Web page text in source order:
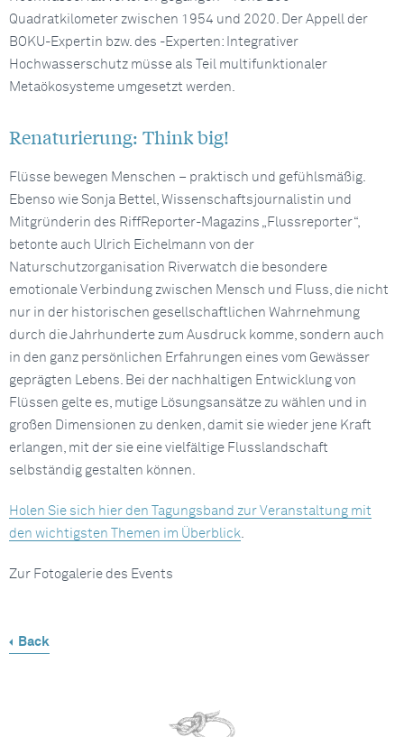
Quadratkilometer zwischen 1954 und 2020. Der Appell der
BOKU-Expertin bzw. des -Experten: Integrativer
Hochwasserschutz müsse als Teil multifunktionaler
Metaökosysteme umgesetzt werden.
Renaturierung: Think big!
Flüsse bewegen Menschen – praktisch und gefühlsmäßig.
Ebenso wie Sonja Bettel, Wissenschaftsjournalistin und
Mitgründerin des RiffReporter-Magazins „Flussreporter“,
betonte auch Ulrich Eichelmann von der
Naturschutzorganisation Riverwatch die besondere
emotionale Verbindung zwischen Mensch und Fluss, die nicht
nur in der historischen gesellschaftlichen Wahrnehmung
durch die Jahrhunderte zum Ausdruck komme, sondern auch
in den ganz persönlichen Erfahrungen eines vom Gewässer
geprägten Lebens. Bei der nachhaltigen Entwicklung von
Flüssen gelte es, mutige Lösungsansätze zu wählen und in
großen Dimensionen zu denken, damit sie wieder jene Kraft
erlangen, mit der sie eine vielfältige Flusslandschaft
selbständig gestalten können.
Holen Sie sich hier den Tagungsband zur Veranstaltung mit
den wichtigsten Themen im Überblick.
Zur Fotogalerie des Events
Back